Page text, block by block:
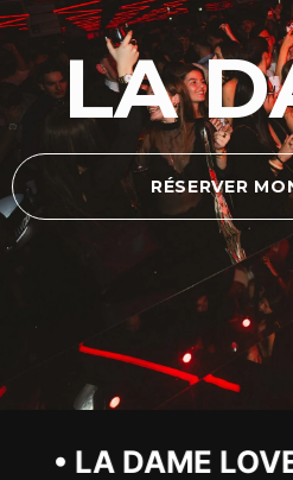
LA
RÉSERVER
LOVES YOU •